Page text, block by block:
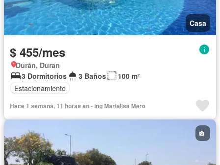
Casa
$ 455/mes
Durán, Duran
3 Dormitorios
3 Baños
100 m²
Estacionamiento
Hace 1 semana, 11 horas en - Ing Marielisa Mero